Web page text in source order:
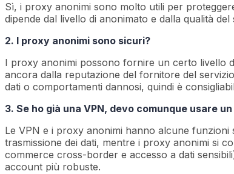
Sì, i proxy anonimi sono molto utili per
dipende dal livello di anonimato e dalla qualità
2. I proxy anonimi sono sicuri?
I proxy anonimi possono fornire un certo livello
ancora dalla reputazione del fornitore del
dati o comportamenti dannosi, quindi è
3. Se ho già una VPN, devo comunque usare
Le VPN e i proxy anonimi hanno alcune
trasmissione dei dati, mentre i proxy anonimi si
commerce cross-border e accesso a dati
account più robuste.